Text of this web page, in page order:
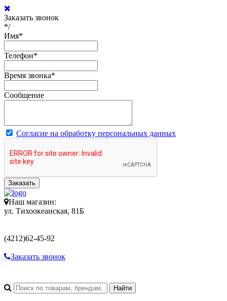
Заказать звонок
*/
Имя*
Телефон*
Время звонка*
Сообщение
Согласие на обработку персональных данных
Заказать
Наш магазин:
ул. Тихоокеанская, 81Б
(4212)62-45-92
Заказать звонок